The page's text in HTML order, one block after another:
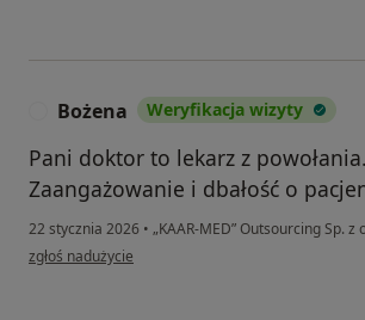
Bożena Weryfikacja wizyty
Pani doktor to lekarz z powołania.
Zaangażowanie i dbałość o
22 stycznia 2026 • „KAAR-MED” Outsourcing Sp. z
w opinii użytkownika Bożena
zgłoś nadużycie